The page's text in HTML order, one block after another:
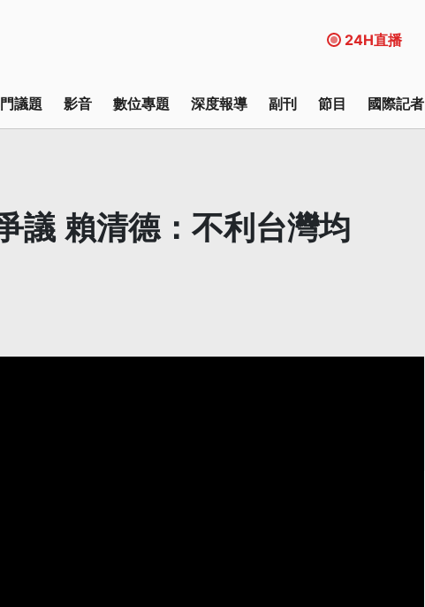
24H直播
議題 影音 數位專題 深度報導 副刊 節目 國際記者
議 賴清德：不利台灣均